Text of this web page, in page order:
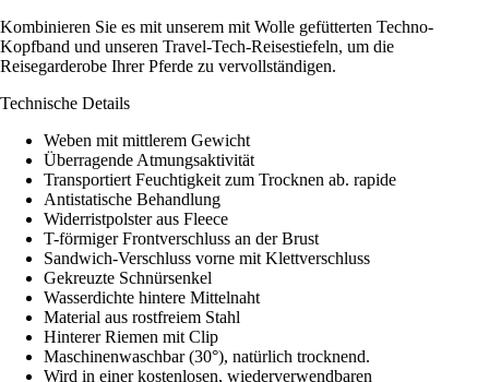
Kombinieren Sie es mit unserem mit Wolle gefütterten Techno-
Kopfband und unseren Travel-Tech-Reisestiefeln, um die
Reisegarderobe Ihrer Pferde zu vervollständigen.
Technische Details
Weben mit mittlerem Gewicht
Überragende Atmungsaktivität
Transportiert Feuchtigkeit zum Trocknen ab. rapide
Antistatische Behandlung
Widerristpolster aus Fleece
T-förmiger Frontverschluss an der Brust
Sandwich-Verschluss vorne mit Klettverschluss
Gekreuzte Schnürsenkel
Wasserdichte hintere Mittelnaht
Material aus rostfreiem Stahl
Hinterer Riemen mit Clip
Maschinenwaschbar (30°), natürlich trocknend.
Wird in einer kostenlosen, wiederverwendbaren